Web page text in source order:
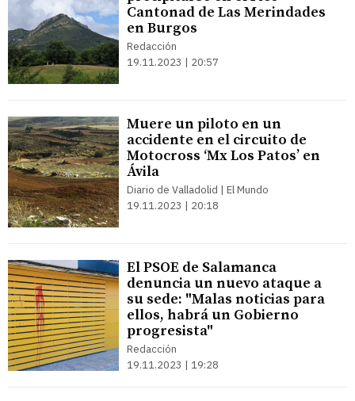
Cantonad de Las Merindades
en Burgos
Redacción
19.11.2023 | 20:57
Muere un piloto en un
accidente en el circuito de
Motocross ‘Mx Los Patos’ en
Ávila
Diario de Valladolid | El Mundo
19.11.2023 | 20:18
El PSOE de Salamanca
denuncia un nuevo ataque a
su sede: "Malas noticias para
ellos, habrá un Gobierno
progresista"
Redacción
19.11.2023 | 19:28